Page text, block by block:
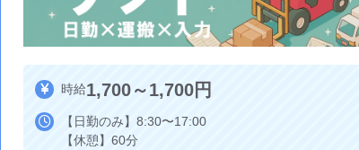
時給1,700～1,700円
【日勤のみ】8:30〜17:00
【休憩】60分